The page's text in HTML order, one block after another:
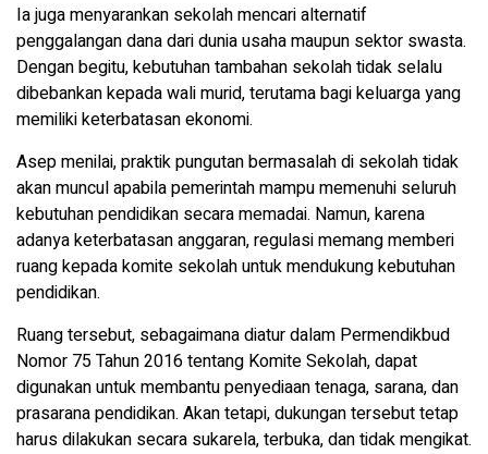
Ia juga menyarankan sekolah mencari alternatif
penggalangan dana dari dunia usaha maupun sektor swasta.
Dengan begitu, kebutuhan tambahan sekolah tidak selalu
dibebankan kepada wali murid, terutama bagi keluarga yang
memiliki keterbatasan ekonomi.
Asep menilai, praktik pungutan bermasalah di sekolah tidak
akan muncul apabila pemerintah mampu memenuhi seluruh
kebutuhan pendidikan secara memadai. Namun, karena
adanya keterbatasan anggaran, regulasi memang memberi
ruang kepada komite sekolah untuk mendukung kebutuhan
pendidikan.
Ruang tersebut, sebagaimana diatur dalam Permendikbud
Nomor 75 Tahun 2016 tentang Komite Sekolah, dapat
digunakan untuk membantu penyediaan tenaga, sarana, dan
prasarana pendidikan. Akan tetapi, dukungan tersebut tetap
harus dilakukan secara sukarela, terbuka, dan tidak mengikat.